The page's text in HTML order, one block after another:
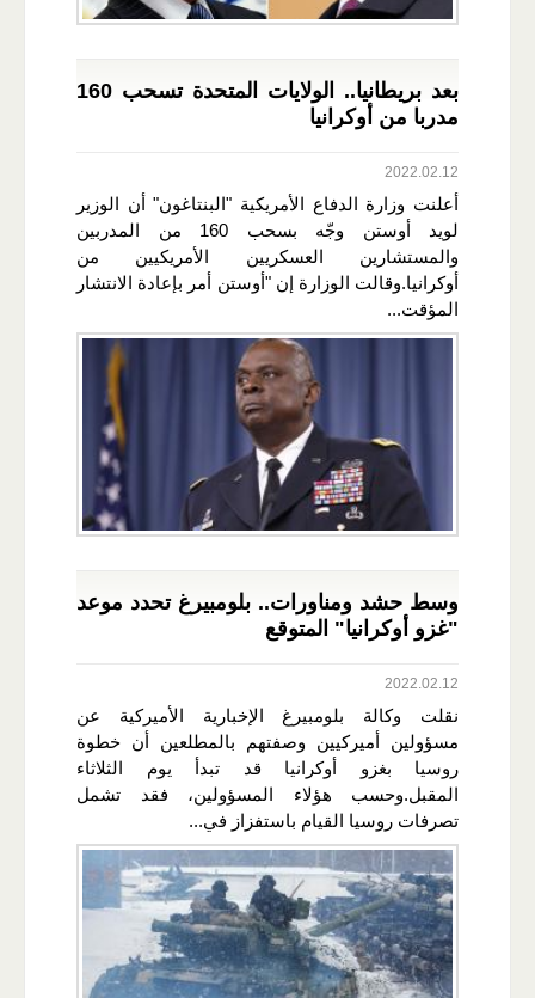
بعد بريطانيا.. الولايات المتحدة تسحب 160
مدربا من أوكرانيا
2022.02.12
أعلنت وزارة الدفاع الأمريكية "البنتاغون" أن الوزير
لويد أوستن وجّه بسحب 160 من المدربين
والمستشارين العسكريين الأمريكيين من
أوكرانيا.وقالت الوزارة إن "أوستن أمر بإعادة الانتشار
المؤقت...
وسط حشد ومناورات.. بلومبيرغ تحدد موعد
"غزو أوكرانيا" المتوقع
2022.02.12
نقلت وكالة بلومبيرغ الإخبارية الأميركية عن
مسؤولين أميركيين وصفتهم بالمطلعين أن خطوة
روسيا بغزو أوكرانيا قد تبدأ يوم الثلاثاء
المقبل.وحسب هؤلاء المسؤولين، فقد تشمل
تصرفات روسيا القيام باستفزاز في...